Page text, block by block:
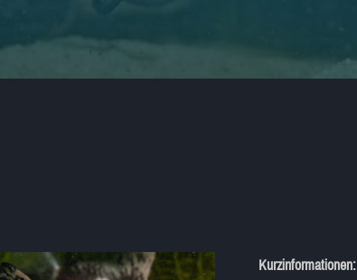
Kurzinformationen: